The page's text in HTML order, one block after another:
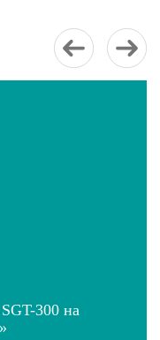
300 на